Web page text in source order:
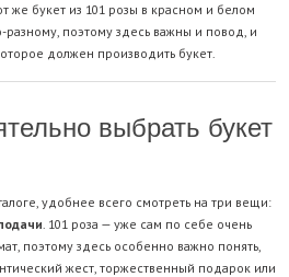
же букет из 101 розы в красном и белом
разному, поэтому здесь важны и повод, и
должен производить букет.
выбрать букет
удобнее всего смотреть на три вещи:
. 101 роза — уже сам по себе очень
поэтому здесь особенно важно понять,
жест, торжественный подарок или